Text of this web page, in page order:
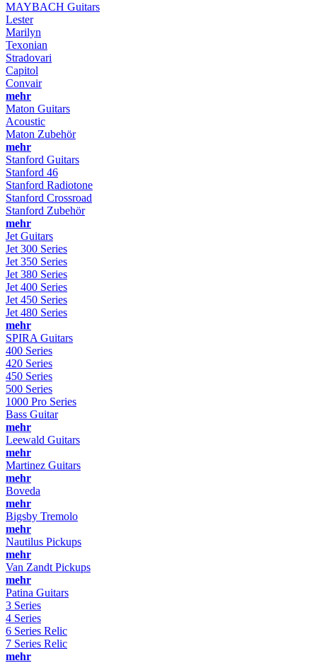
MAYBACH Guitars
Lester
Marilyn
Texonian
Stradovari
Capitol
Convair
mehr
Maton Guitars
Acoustic
Maton Zubehör
mehr
Stanford Guitars
Stanford 46
Stanford Radiotone
Stanford Crossroad
Stanford Zubehör
mehr
Jet Guitars
Jet 300 Series
Jet 350 Series
Jet 380 Series
Jet 400 Series
Jet 450 Series
Jet 480 Series
mehr
SPIRA Guitars
400 Series
420 Series
450 Series
500 Series
1000 Pro Series
Bass Guitar
mehr
Leewald Guitars
mehr
Martinez Guitars
mehr
Boveda
mehr
Bigsby Tremolo
mehr
Nautilus Pickups
mehr
Van Zandt Pickups
mehr
Patina Guitars
3 Series
4 Series
6 Series Relic
7 Series Relic
mehr